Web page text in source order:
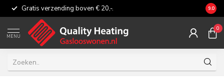
Gratis verzending boven € 20,-. 9.0
MENU
0